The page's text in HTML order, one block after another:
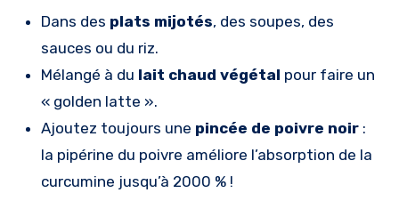
Dans des plats mijotés, des soupes, des
sauces ou du riz.
Mélangé à du lait chaud végétal pour faire un
« golden latte ».
Ajoutez toujours une pincée de poivre noir:
la pipérine du poivre améliore l’absorption de la
curcumine jusqu’à 2000 % !